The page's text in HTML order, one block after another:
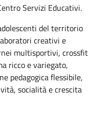
Servizi Educativi.
del territorio
creativi e
multisportivi, crossfit
ricco e variegato,
pedagogica flessibile,
socialità e crescita